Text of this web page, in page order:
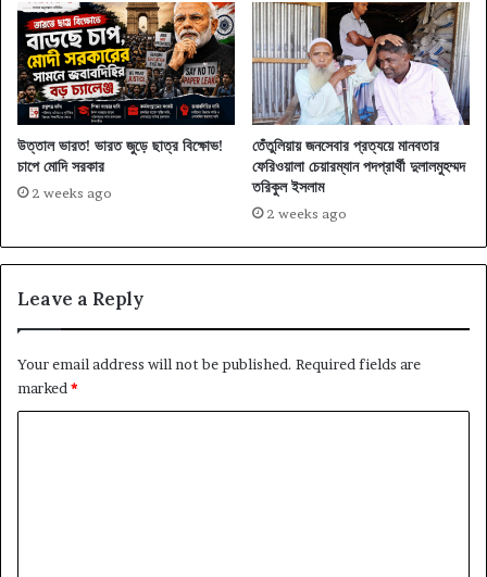
উত্তাল ভারত! ভারত জুড়ে ছাত্র বিক্ষোভ!
চাপে মোদি সরকার
2 weeks ago
তেঁতুলিয়ায় জনসেবার প্রত্যয়ে মানবতার
ফেরিওয়ালা চেয়ারম্যান পদপ্রার্থী দুলালমুহম্মদ
তরিকুল ইসলাম
2 weeks ago
Leave a Reply
Your email address will not be published. Required fields are
marked *